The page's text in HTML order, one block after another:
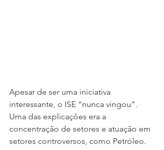
Apesar de ser uma iniciativa
interessante, o ISE “nunca vingou".
Uma das explicações era a
concentração de setores e atuação em
setores controversos, como Petróleo.